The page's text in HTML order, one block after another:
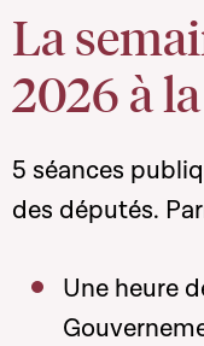
La
2026 à
5 séances
des députés.
Une heure